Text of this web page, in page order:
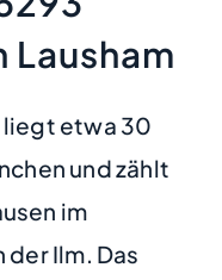
Lausham
liegt etwa 30
und zählt
im
Ilm. Das